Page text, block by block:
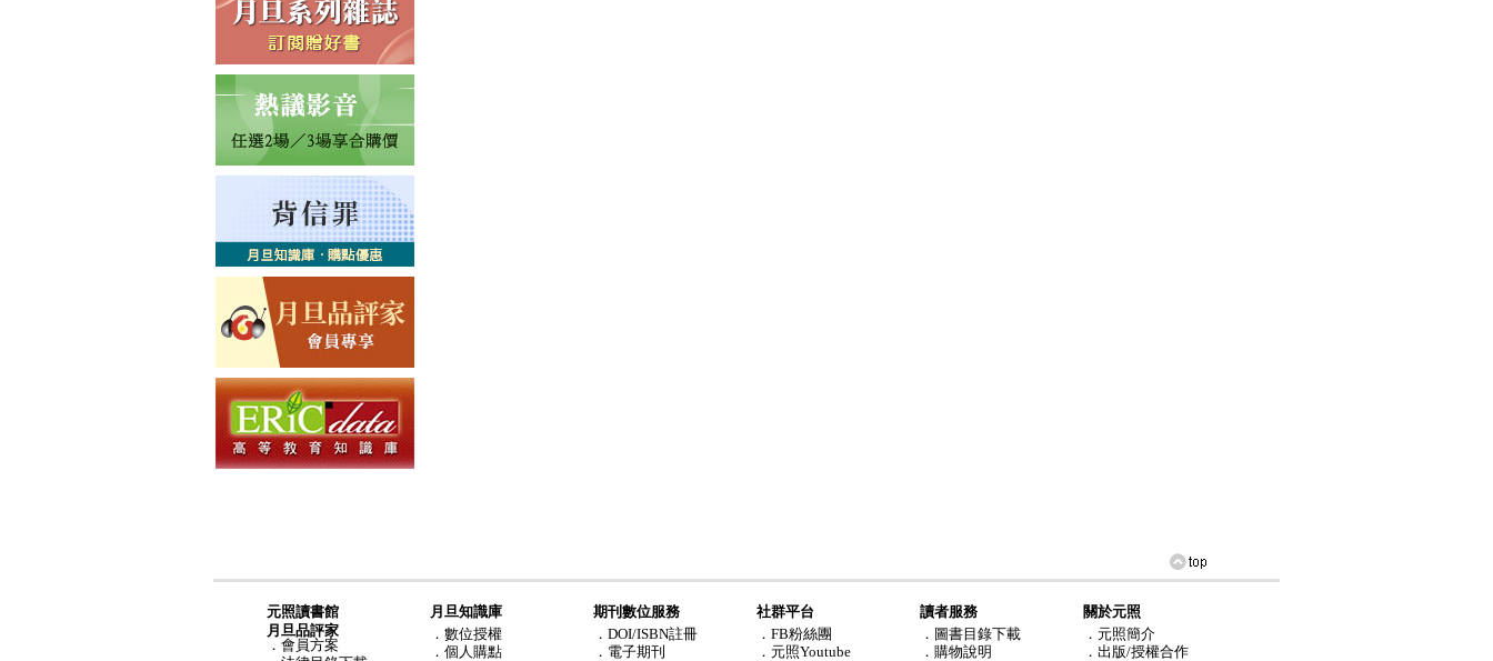
元照讀書館
月旦品評家
． 會員方案
月旦知識庫
． 數位授權
． 個人購點
期刊數位服務
．DOI/ISBN註冊
．電子期刊
社群平台
．FB粉絲團
．元照Youtube
讀者服務
．圖書目錄下載
．購物說明
關於元照
．元照簡介
．出版/授權合作